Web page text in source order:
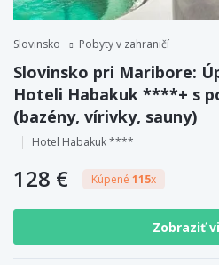
Slovinsko Pobyty v zahraničí
Slovinsko pri Maribore:
Hoteli Habakuk ****+ s
(bazény, vírivky, sauny)
Hotel Habakuk ****
128 € Kúpené 115x
Zobraziť